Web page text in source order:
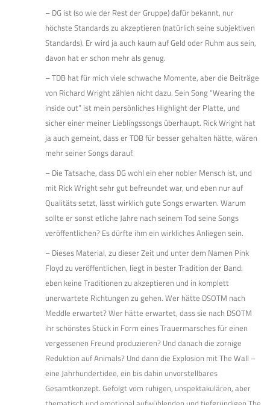
– DG ist (so wie der Rest der Gruppe) dafür bekannt, nur
höchste Standards zu akzeptieren (natürlich seine subjektiven
Standards). Er wird ja auch kaum auf Geld oder Ruhm aus sein,
davon hat er schon mehr als genug.
– TDB hat für mich viele schwache Momente, aber die Beiträge
von Richard Wright zählen nicht dazu. Sein Song “Wearing the
inside out” ist mein persönliches Highlight der Platte, und
sicher einer meiner Lieblingssongs überhaupt. Rick Wright hat
ja auch gemeint, dass er TDB für besser gehalten hätte, wären
mehr seiner Songs darauf.
– Die Tatsache, dass DG wohl ein eher nobler Mensch ist, und
mit Rick Wright sehr gut befreundet war, und eben nur auf
Qualitäts setzt, lässt wirklich gute Songs erwarten. Warum
sollte er sonst etliche Jahre nach seinem Tod seine Songs
veröffentlichen? Es dürfte ihm ein wirkliches Anliegen sein.
– Dieses Material, zu dieser Zeit und unter dem Namen Pink
Floyd zu veröffentlichen, liegt in bester Tradition der Band:
eben keine Traditionen zu akzeptieren und in komplett
unerwartete Richtungen zu gehen. Wer hätte DSOTM nach
Meddle erwartet? Wer hätte erwartet, dass sie nach DSOTM
ihr schönstes Stück in Form eines Trauermarsches für einen
vergessenen Freund produzieren? Und danach die zornige
Reduktion auf Animals? Und dann die Explosion mit The Wall –
eine Jahrhundertidee, ein bis dahin unvorstellbares
Gesamtkonzept. Gefolgt vom ruhigen, unspektakulären, aber